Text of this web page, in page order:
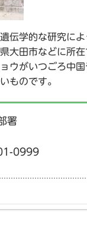
伝学的な研究に
大田市などに所
ウがいつごろ中
ものです。
署
0999